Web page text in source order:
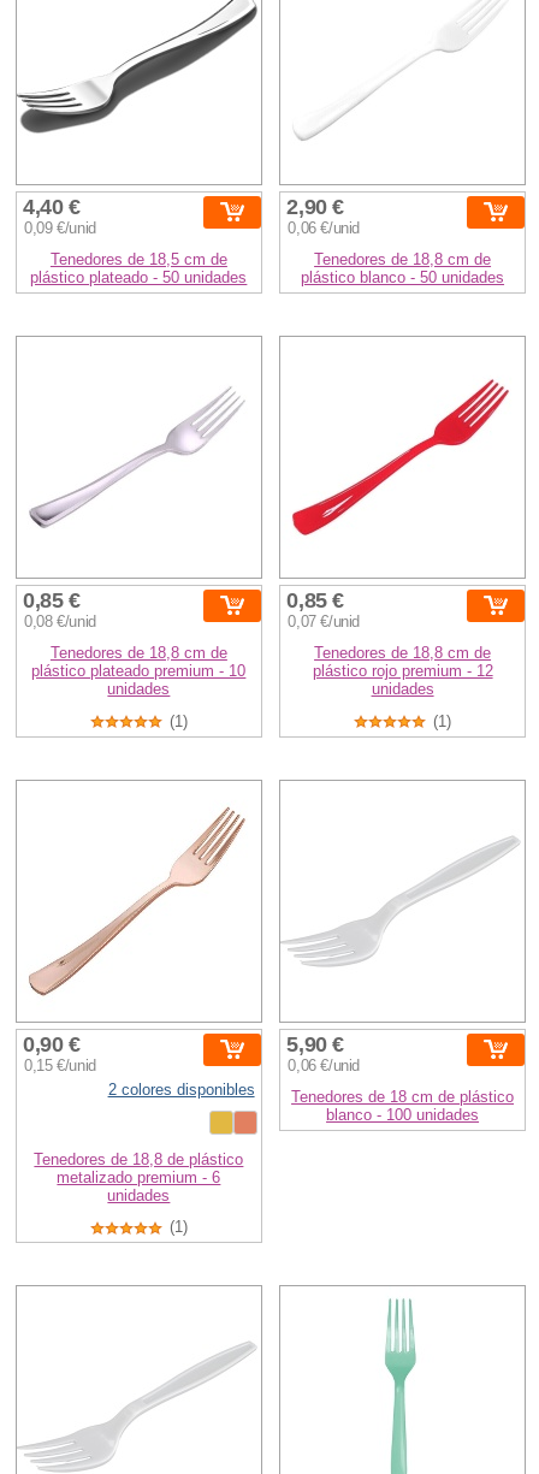
4,40 €
0,09 €/unid
Tenedores de 18,5 cm de
plástico plateado - 50 unidades
2,90 €
0,06 €/unid
Tenedores de 18,8 cm de
plástico blanco - 50 unidades
0,85 €
0,08 €/unid
Tenedores de 18,8 cm de
plástico plateado premium - 10
unidades
(1)
0,85 €
0,07 €/unid
Tenedores de 18,8 cm de
plástico rojo premium - 12
unidades
(1)
0,90 €
0,15 €/unid
2 colores disponibles
Tenedores de 18,8 de plástico
metalizado premium - 6
unidades
(1)
5,90 €
0,06 €/unid
Tenedores de 18 cm de plástico
blanco - 100 unidades